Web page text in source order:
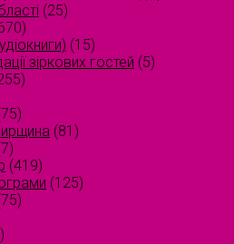
(25)
(15)
зіркових гостей (5)
(81)
(419)
(125)